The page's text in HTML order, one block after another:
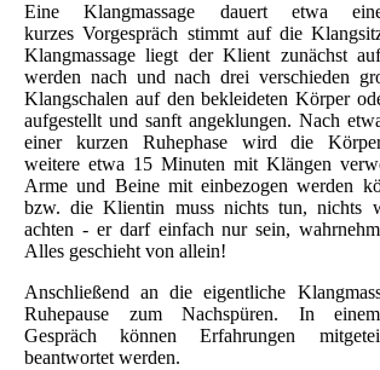
Eine Klangmassage dauert etwa
kurzes Vorgespräch stimmt auf die
Klangmassage liegt der Klient zunächst
werden nach und nach drei verschieden
Klangschalen auf den bekleideten Körper
aufgestellt und sanft angeklungen. Nach
einer kurzen Ruhephase wird die
weitere etwa 15 Minuten mit Klängen
Arme und Beine mit einbezogen werden
bzw. die Klientin muss nichts tun, nichts
achten - er darf einfach nur sein,
Alles geschieht von allein!
Anschließend an die eigentliche
Ruhepause zum Nachspüren. In einem
Gespräch können Erfahrungen
beantwortet werden.